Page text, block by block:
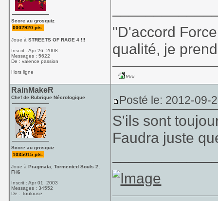
Score au grosquiz
0002920 pts.
Joue àSTREETS OF RAGE 4 !!!
Inscrit : Apr 26, 2008
Messages : 5622
De : valence passion
Hors ligne
"D'accord
qualité, je
RainMakeR
Chef de Rubrique Nécrologique
Score au grosquiz
1035015 pts.
Joue àPragmata, Tormented Souls 2,
FH6
Inscrit : Apr 01, 2003
Messages : 34552
De : Toulouse
Posté le: 2012-09-
S'ils sont
Faudra juste